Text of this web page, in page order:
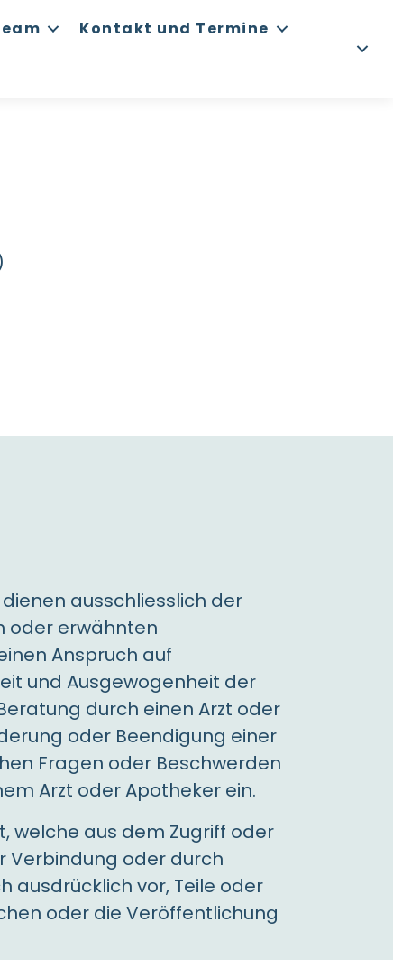
Kontakt und Termine
ausschliesslich der
oder erwähnten
Anspruch auf
und Ausgewogenheit der
durch einen Arzt oder
oder Beendigung einer
Fragen oder Beschwerden
Arzt oder Apotheker ein.
welche aus dem Zugriff oder
Verbindung oder durch
ausdrücklich vor, Teile oder
oder die Veröffentlichung